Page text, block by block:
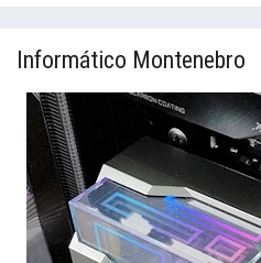
Informático Montenebro